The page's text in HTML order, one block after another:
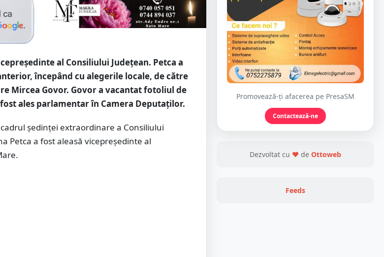
al Consiliului Județean. Petca a
începând cu alegerile locale, de către
Mircea Govor. Govor a vacantat fotoliul de
ales parlamentar în Camera Deputaților.
ședinței extraordinare a Consiliului
Petca a fost aleasă vicepreședinte al
Promovează-ți afacerea pe PresaSM
Contactează-ne
Dezvoltat cu ❤ de Ottoweb
Feeds